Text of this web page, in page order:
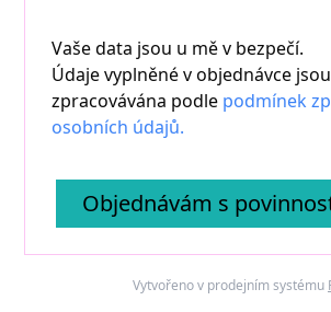
Vaše data jsou u mě v bezpečí.
Údaje vyplněné v objednávce jsou
zpracovávána podle podmínek
osobních údajů.
Objednávám s
Vytvořeno v prodejním systému